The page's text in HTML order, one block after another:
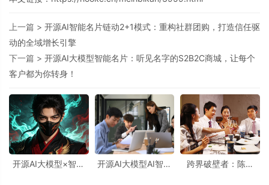
上一篇 > 开源AI智能名片链动2+1模式：重构社群团购，打造信任驱
动的全域增长引擎
下一篇 > 开源AI大模型智能名片：听见名字的S2B2C商城，让每个
客户都为你转身！
开源AI大模型×智能
开源AI大模型AI智能
跨界破壁者：陈岩